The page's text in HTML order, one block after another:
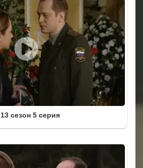
13 сезон 5 серия